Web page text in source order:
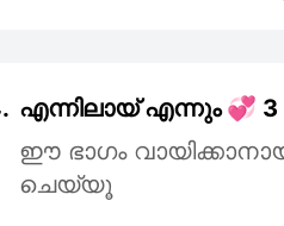
എന്നിലായ് എന്നും 💞 3
ഈ ഭാഗം
ചെയ്യൂ